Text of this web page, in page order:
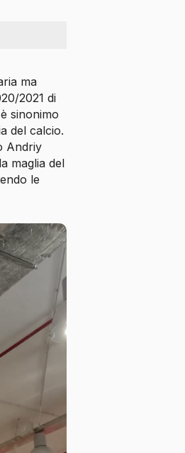
ma
2021 di
sinonimo
del calcio.
Andriy
maglia del
le